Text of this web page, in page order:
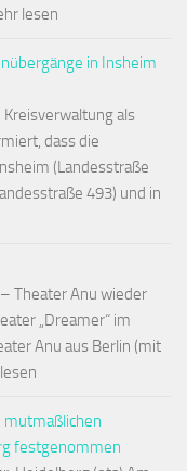
lesen
in Insheim
als
dass die
(Landesstraße
493) und in
Theater Anu wieder
„Dreamer“ im
Anu aus Berlin (mit
mutmaßlichen
festgenommen